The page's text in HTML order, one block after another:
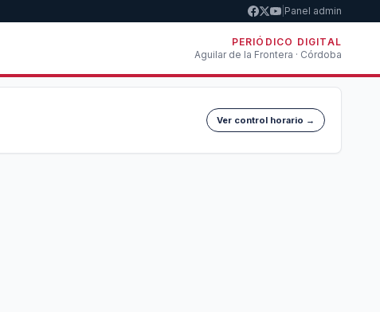
Panel admin
PERIÓDICO DIGITAL
Aguilar de la Frontera · Córdoba
Ver control horario →